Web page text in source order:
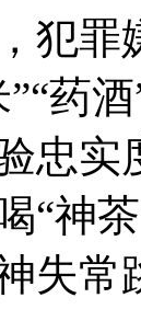
犯罪
药
忠实
“神
失常